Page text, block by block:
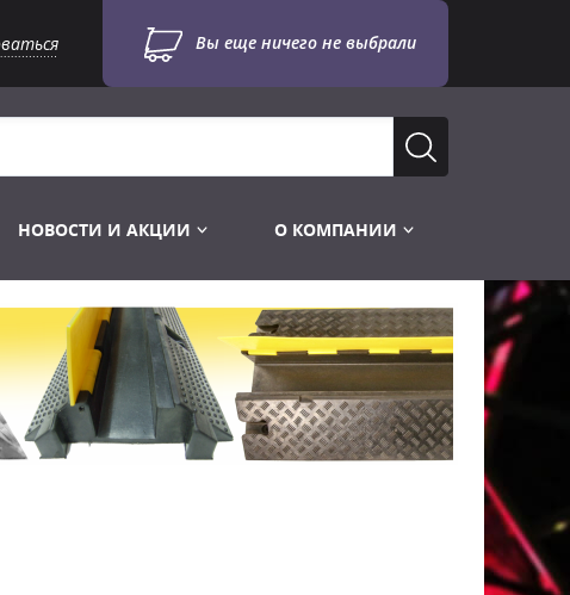
Вы еще ничего не выбрали
Лампы UV TUV HNS
Лампы видеопроекторные
Пускорегулирующая аппаратура
Инструменты
Готовые комплекты
Конструктор МИКРОСЦЕНА
Лебёдки и Аксессуары
Фермы Штативы Стойки
6и канальные модули
НОВОСТИ И АКЦИИ О КОМПАНИИ